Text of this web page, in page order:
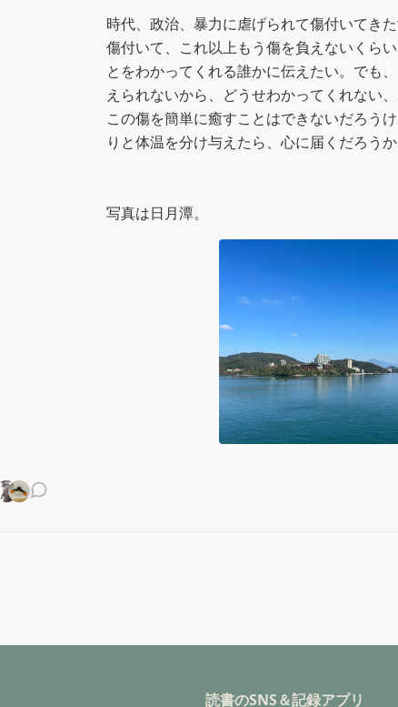
時代、政治、暴力に虐げられて傷付いてきた
傷付いて、これ以上もう傷を負えないくら
とをわかってくれる誰かに伝えたい。でも
えられないから、どうせわかってくれない
この傷を簡単に癒すことはできないだろう
りと体温を分け与えたら、心に届くだろうか
写真は日月潭。
読書のSNS＆記録アプリ